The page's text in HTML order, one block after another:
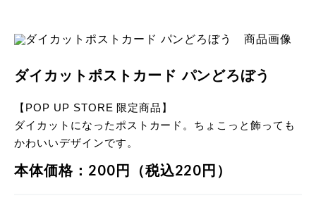
ダイカットポストカード パンどろぼう
【POP UP STORE 限定商品】
ダイカットになったポストカード。ちょこっと飾っても
かわいいデザインです。
本体価格：200円（税込220円）